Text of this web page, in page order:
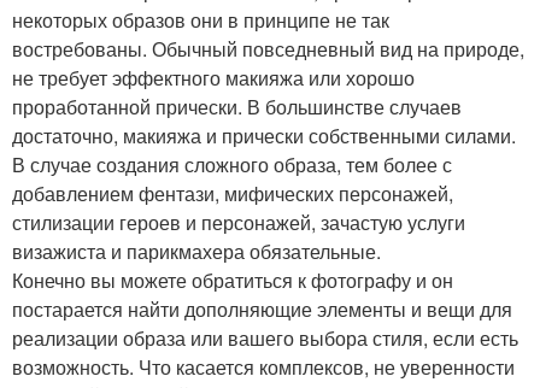
некоторых образов они в принципе не так
востребованы. Обычный повседневный вид на природе,
не требует эффектного макияжа или хорошо
проработанной прически. В большинстве случаев
достаточно, макияжа и прически собственными силами.
В случае создания сложного образа, тем более с
добавлением фентази, мифических персонажей,
стилизации героев и персонажей, зачастую услуги
визажиста и парикмахера обязательные.
Конечно вы можете обратиться к фотографу и он
постарается найти дополняющие элементы и вещи для
реализации образа или вашего выбора стиля, если есть
возможность. Что касается комплексов, не уверенности